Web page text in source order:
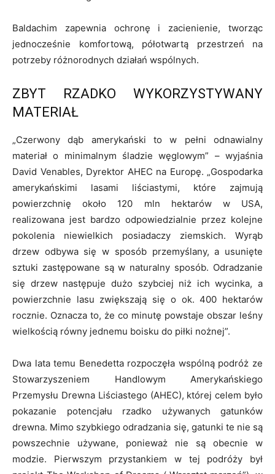
Baldachim zapewnia ochronę i zacienienie, tworząc
jednocześnie komfortową, półotwartą przestrzeń na
potrzeby różnorodnych działań wspólnych.
ZBYT RZADKO WYKORZYSTYWANY
MATERIAŁ
„Czerwony dąb amerykański to w pełni odnawialny
materiał o minimalnym śladzie węglowym” – wyjaśnia
David Venables, Dyrektor AHEC na Europę. „Gospodarka
amerykańskimi lasami liściastymi, które zajmują
powierzchnię około 120 mln hektarów w USA,
realizowana jest bardzo odpowiedzialnie przez kolejne
pokolenia niewielkich posiadaczy ziemskich. Wyrąb
drzew odbywa się w sposób przemyślany, a usunięte
sztuki zastępowane są w naturalny sposób. Odradzanie
się drzew następuje dużo szybciej niż ich wycinka, a
powierzchnie lasu zwiększają się o ok. 400 hektarów
rocznie. Oznacza to, że co minutę powstaje obszar leśny
wielkością równy jednemu boisku do piłki nożnej”.
Dwa lata temu Benedetta rozpoczęła wspólną podróż ze
Stowarzyszeniem Handlowym Amerykańskiego
Przemysłu Drewna Liściastego (AHEC), której celem było
pokazanie potencjału rzadko używanych gatunków
drewna. Mimo szybkiego odradzania się, gatunki te nie są
powszechnie używane, ponieważ nie są obecnie w
modzie. Pierwszym przystankiem w tej podróży był